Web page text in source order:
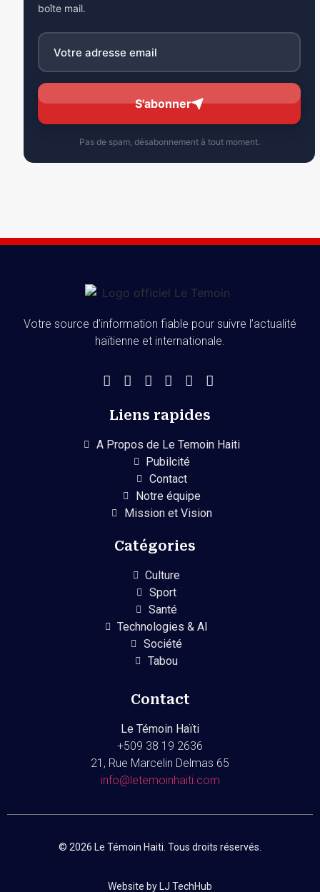
boîte mail.
S'abonner
Pas de spam, désabonnement à tout moment.
Votre source d’information fiable pour suivre l’actualité
haïtienne et internationale.
Liens rapides
A Propos de Le Temoin Haiti
Pubilcité
Contact
Notre équipe
Mission et Vision
Catégories
Culture
Sport
Santé
Technologies & AI
Société
Tabou
Contact
Le Témoin Haïti
+509 38 19 2636
21, Rue Marcelin Delmas 65
info@letemoinhaiti.com
© 2026 Le Témoin Haiti. Tous droits réservés.
Website by LJ TechHub